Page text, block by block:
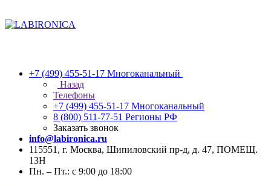
+7 (499) 455-51-17 Многоканальный
Назад
Телефоны
+7 (499) 455-51-17 Многоканальный
8 (800) 511-77-51 Регионы РФ
Заказать звонок
info@labironica.ru
115551, г. Москва, Шипиловский пр-д, д. 47, ПОМЕЩ.
13Н
Пн. – Пт.: с 9:00 до 18:00